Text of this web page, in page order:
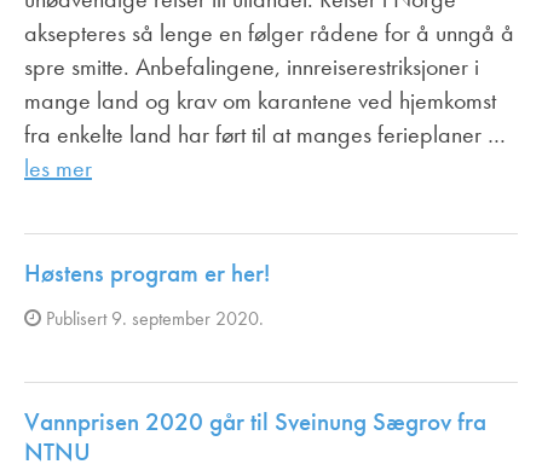
aksepteres så lenge en følger rådene for å unngå å
spre smitte. Anbefalingene, innreiserestriksjoner i
mange land og krav om karantene ved hjemkomst
fra enkelte land har ført til at manges ferieplaner …
les mer
Høstens program er her!
Publisert 9. september 2020.
Vannprisen 2020 går til Sveinung Sægrov fra
NTNU